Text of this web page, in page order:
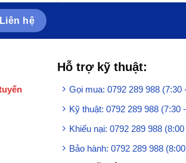
Liên hệ
Hỗ trợ kỹ thuật:
Gọi mua: 0792 289 988 (7:30
Kỹ thuật: 0792 289 988 (7:30
Khiếu nại: 0792 289 988
Bảo hành: 0792 289 988